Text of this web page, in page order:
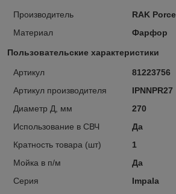
Производитель
RAK
Материал
Фарфор
Пользовательские характеристики
Артикул
81223756
Артикул производителя
IPNNPR27
Диаметр Д, мм
270
Использование в СВЧ
Да
Кратность товара (шт)
1
Мойка в п/м
Да
Серия
Impala